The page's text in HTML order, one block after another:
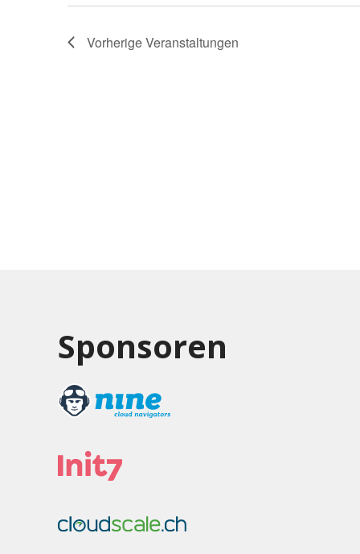
VorherigeVeranstaltungen
Sponsoren